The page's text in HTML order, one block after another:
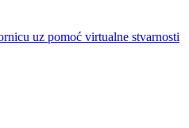
uz pomoć virtualne stvarnosti